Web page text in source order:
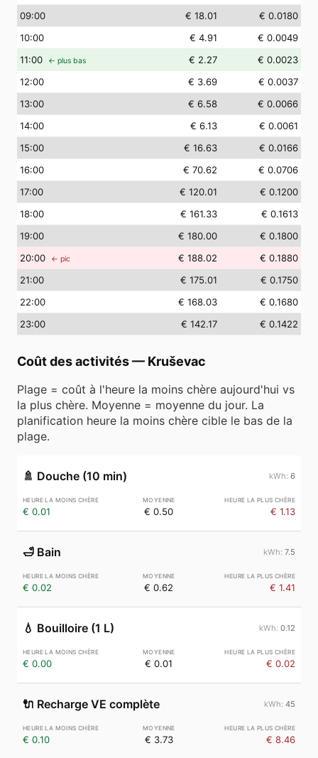
09:00 € 18.01
€ 0.0180
10:00 € 4.91
€ 0.0049
11:00 ← plus bas € 2.27
€ 0.0023
12:00 € 3.69
€ 0.0037
13:00 € 6.58
€ 0.0066
14:00 € 6.13
€ 0.0061
15:00 € 16.63
€ 0.0166
16:00 € 70.62
€ 0.0706
17:00 € 120.01
€ 0.1200
18:00 € 161.33
€ 0.1613
19:00 € 180.00
€ 0.1800
20:00 ← pic € 188.02
€ 0.1880
21:00 € 175.01
€ 0.1750
22:00 € 168.03
€ 0.1680
23:00 € 142.17 € 0.1422
Coût des activités— Kruševac
Plage = coût à l'heure la moins chère aujourd'hui vs
la plus chère. Moyenne = moyenne du jour. La
planification heure la moins chère cible le bas de la
plage.
🚿 Douche (10 min) 6
€ 0.01 € 0.50 € 1.13
🛁 Bain 7.5
€ 0.02 € 0.62 € 1.41
💧 Bouilloire (1 L) 0.12
€ 0.00 € 0.01 € 0.02
🔌 Recharge VE complète 45
€ 0.10 € 3.73 € 8.46